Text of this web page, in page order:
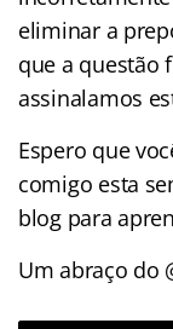
eliminar a
que a questão
assinalamos
Espero que
comigo esta
blog para
Um abraço do